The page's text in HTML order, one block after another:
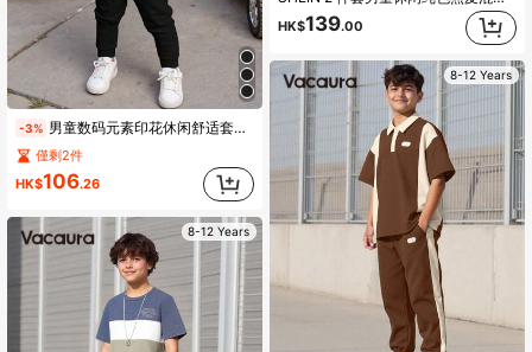
-3% 男童数码元素印花休闲舒适套装（2件套），包含圆领印花T恤和黑色裤子
僅剩2件
HK$106.26
8-12 Years
HK$139.00
8-12 Years